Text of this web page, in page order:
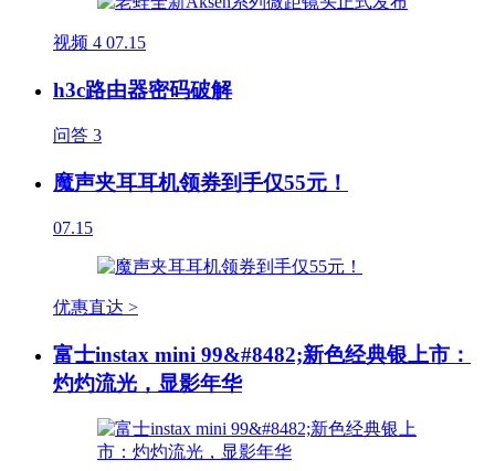
视频 4 07.15
h3c路由器密码破解
问答 3
魔声夹耳耳机领券到手仅55元！
07.15
优惠直达 >
富士instax mini 99&#8482;新色经典银上市：
灼灼流光，显影年华